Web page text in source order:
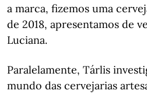
a marca, fizemos uma
de 2018, apresentamos de
Luciana.
Paralelamente, Tárlis
mundo das cervejarias